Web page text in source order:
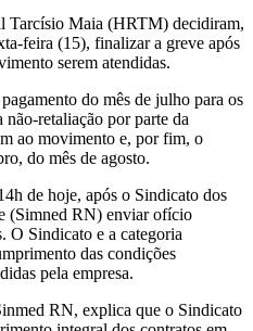
Tarcísio Maia (HRTM) decidiram,
feira (15), finalizar a greve após
serem atendidas.
do mês de julho para os
retaliação por parte da
ao movimento e, por fim, o
do mês de agosto.
de hoje, após o Sindicato dos
(Simned RN) enviar ofício
O Sindicato e a categoria
das condições
pela empresa.
RN, explica que o Sindicato